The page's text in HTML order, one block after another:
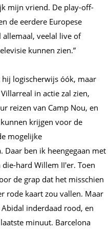
mijn vriend. De play-off-
de eerdere Europese
veelal live of
kunnen zien.”
logischerwijs óók, maar
in actie zal zien,
reizen van Camp Nou, en
krijgen voor de
mogelijke
ben ik heengegaan met
hard Willem II'er. Toen
de grap dat het misschien
rode kaart zou vallen. Maar
inderdaad rood, en
minuut. Barcelona